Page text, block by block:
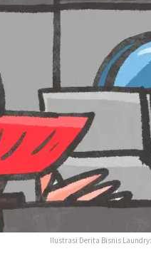
Ilustrasi Derita Bisnis